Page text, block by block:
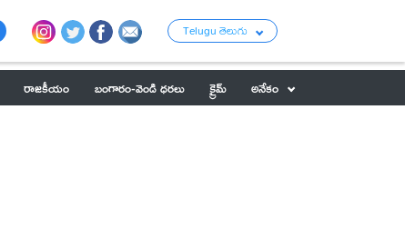
Telugu తెలుగు
రాజకీయం బంగారం-వెండి ధరలు క్రైమ్
అనేకం